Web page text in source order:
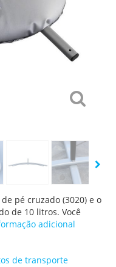
pé cruzado (3020) e o
de 10 litros. Você
adicional
de transporte